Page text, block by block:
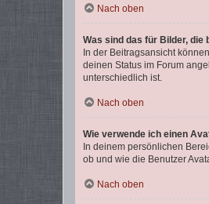
Nach oben
Was sind das für Bilder, die
In der Beitragsansicht
deinen Status im Forum
unterschiedlich ist.
Nach oben
Wie verwende ich einen
In deinem persönlichen
ob und wie die Benutzer
Nach oben